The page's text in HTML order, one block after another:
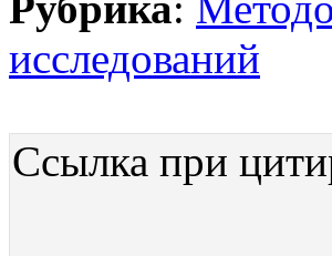
исследований
Ссылка при